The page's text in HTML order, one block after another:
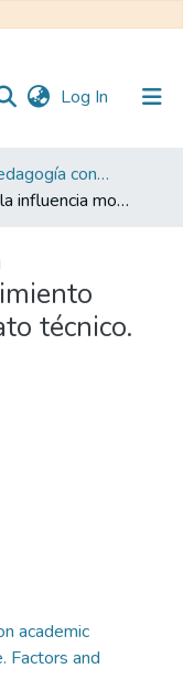
Log In (current)
Maestría en Pedagogía con Mención en Formación Técnica y Profesional
Análisis de la influencia motivacional en el rendimiento académico en Bachillerato técnico. Factores y estrategias
técnico.
academic
Factors and